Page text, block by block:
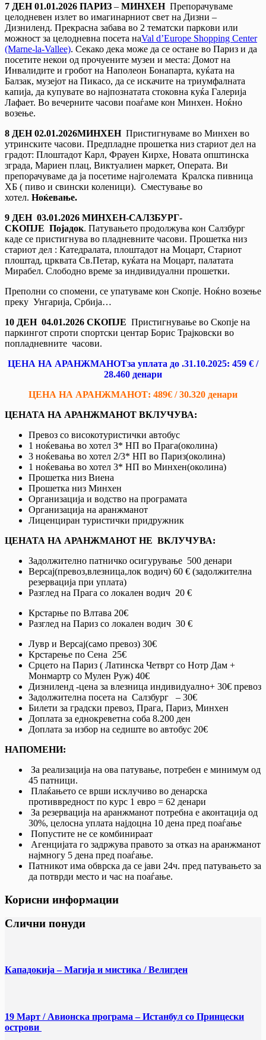
7 ДЕН 01.01.2026 ПАРИЗ – МИНХЕНПрепорачуваме
целодневен излет во имагинарниот свет на Дизни –
Дизниленд. Прекрасна забава во 2 тематски паркoви или
можност за целодневна посета наVal d’Europe Shopping Center
(Marne-la-Vallee). Секако дека може да се остане во Париз и да
посетите некои од прочуените музеи и места: Домот на
Инвалидите и гробот на Наполеон Бонапарта, куќата на
Балзак, музејот на Пикасо, да се искачите на триумфалната
капија, да купувате во најпознатата стоковна куќа Галерија
Лафает. Во вечерните часови поаѓаме кон Минхен. Ноќно
возење.
8 ДЕН02.01.2026МИНХЕНПристигнуваме во Минхен во
утринските часови. Предпладне прошетка низ стариот дел на
градот: Плоштадот Карл, Фрауен Кирхе, Новата општинска
зграда, Мариен плац, Виктуалиен маркет, Операта. Ви
препорачуваме да ја посетиме најголемата Кралска пивница
ХБ ( пиво и свински коленици). Сместување во
хотел. Ноќевање.
9 ДЕН 03.01.2026 МИНХЕН-САЛЗБУРГ-
СКОПЈЕ Појадок. Патувањето продолжува кон Салзбург
каде се пристигнува во пладневните часови. Прошетка низ
стариот дел : Катедралата, плоштадот на Моцарт, Стариот
плоштад, црквата Св.Петар, куќата на Моцарт, палатата
Мирабел. Слободно време за индивидуални прошетки.
Преполни со спомени, се упатуваме кон Скопје. Ноќно возење
преку Унгарија, Србија…
10 ДЕН 04.01.2026 СКОПЈЕ Пристигнување во Скопје на
паркингот спроти спортски центар Борис Трајковски во
попладневните часови.
ЦЕНА НА АРАНЖМАНОТза уплата до .31.10.2025: 459 € /
28.460 денари
ЦЕНА НА АРАНЖМАНОТ: 489€ /30.320 денари
ЦЕНАТА НА АРАНЖМАНОТ ВКЛУЧУВА:
Превоз со високотуристички автобус
1 ноќевања во хотел 3* НП во Прага(околина)
3 ноќевања во хотел 2/3* НП во Париз(околина)
1 ноќевања во хотел 3* НП во Минхен(околина)
Прошетка низ Виена
Прошетка низ Минхен
Организација и водство на програмата
Организација на аранжманот
Лиценциран туристички придружник
ЦЕНАТА НА АРАНЖМАНОТ НЕ ВКЛУЧУВА:
Задолжително патничко осигурување 500 денари
Версај(превоз,влезница,лок водич) 60 € (задолжителна
резервација при уплата)
Разглед на Прага со локален водич 20 €
Крстарње по Влтава 20€
Разглед на Париз со локален водич 30 €
Лувр и Версај(само превоз) 30€
Крстарење по Сена 25€
Срцето на Париз ( Латинска Четврт со Нотр Дам +
Монмартр со Мулен Руж) 40€
Дизниленд -цена за влезница индивидуално+ 30€ превоз
Задолжителна посета на Салзбург – 30€
Билети за градски превоз, Прага, Париз, Минхен
Доплата за еднокреветна соба 8.200 ден
Доплата за избор на седиште во автобус 20€
НАПОМЕНИ:
За реализација на ова патување, потребен е минимум од
45 патници.
Плаќањето се врши исклучиво во денарска
противвредност по курс 1 евро = 62 денари
За резервација на аранжманот потребна е аконтација од
30%, целосна уплата најдоцна 10 дена пред поаѓање
Попустите не се комбинираат
Агенцијата го задржува правото за отказ на аранжманот
најмногу 5 дена пред поаѓање.
Патникот има обврска да се јави 24ч. пред патувањето за
да потврди место и час на поаѓање.
Корисни информации
Слични понуди
Кападокија – Магија и мистика / Велигден
19 Март / Aвионска програма – Истанбул со Принцески
острови